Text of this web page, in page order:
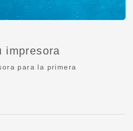
impresora
para la primera